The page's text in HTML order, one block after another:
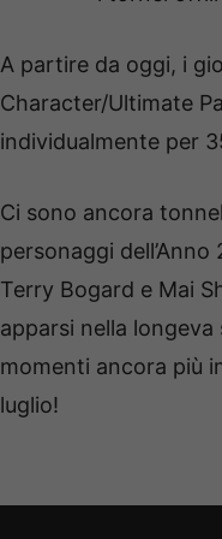
A partire da oggi, i
Character/Ultimate
individualmente per
Ci sono ancora
personaggi
Terry Bogard e Mai
apparsi nella longeva
momenti ancora più
luglio!